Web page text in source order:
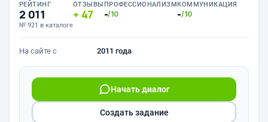
РЕЙТИНГ
2 011
№ 921 в каталоге
ОТЗЫВЫ
47
ПРОФЕССИОНАЛИЗМ
-/10
КОММУНИКАЦИЯ
-/10
На сайте с 2011 года
Начать диалог
Создать задание